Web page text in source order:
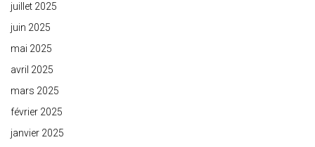
juillet 2025
juin 2025
mai 2025
avril 2025
mars 2025
février 2025
janvier 2025